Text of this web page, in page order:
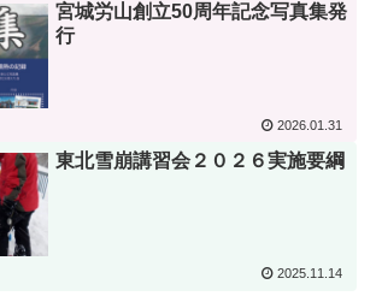
宮城労山創立50周年記念写真集発
行
2026.01.31
東北雪崩講習会２０２６実施要綱
2025.11.14